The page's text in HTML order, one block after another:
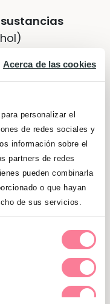
Acerca de las cookies
personalizar el
de redes sociales y
información sobre el
partners de redes
pueden combinarla
o que hayan
de sus servicios.
sustancias
con mucha
hábitos de
claros
poco
mal y recibe
de los
para